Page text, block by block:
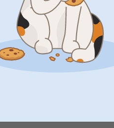
very fast and the product